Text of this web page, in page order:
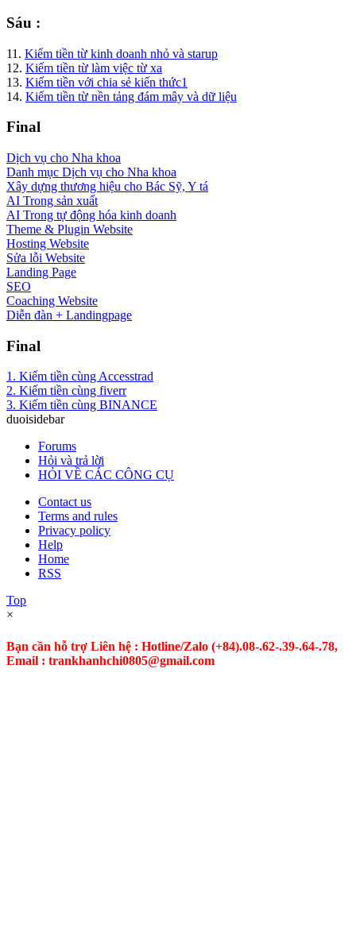
Sáu :
11. Kiếm tiền từ kinh doanh nhỏ và starup
12. Kiếm tiền từ làm việc từ xa
13. Kiếm tiền với chia sẻ kiến thức1
14. Kiếm tiền từ nền tảng đám mây và dữ liệu
Final
Dịch vụ cho Nha khoa
Danh mục Dịch vụ cho Nha khoa
Xây dựng thương hiệu cho Bác Sỹ, Y tá
AI Trong sản xuất
AI Trong tự động hóa kinh doanh
Theme & Plugin Website
Hosting Website
Sửa lỗi Website
Landing Page
SEO
Coaching Website
Diễn đàn + Landingpage
Final
1. Kiếm tiền cùng Accesstrad
2. Kiếm tiền cùng fiverr
3. Kiếm tiền cùng BINANCE
duoisidebar
Forums
Hỏi và trả lời
HỎI VỀ CÁC CÔNG CỤ
Contact us
Terms and rules
Privacy policy
Help
Home
RSS
Top
×
Bạn cần hỗ trợ Liên hệ : Hotline/Zalo (+84).08-.62-.39-.64-.78,
Email : trankhanhchi0805@gmail.com